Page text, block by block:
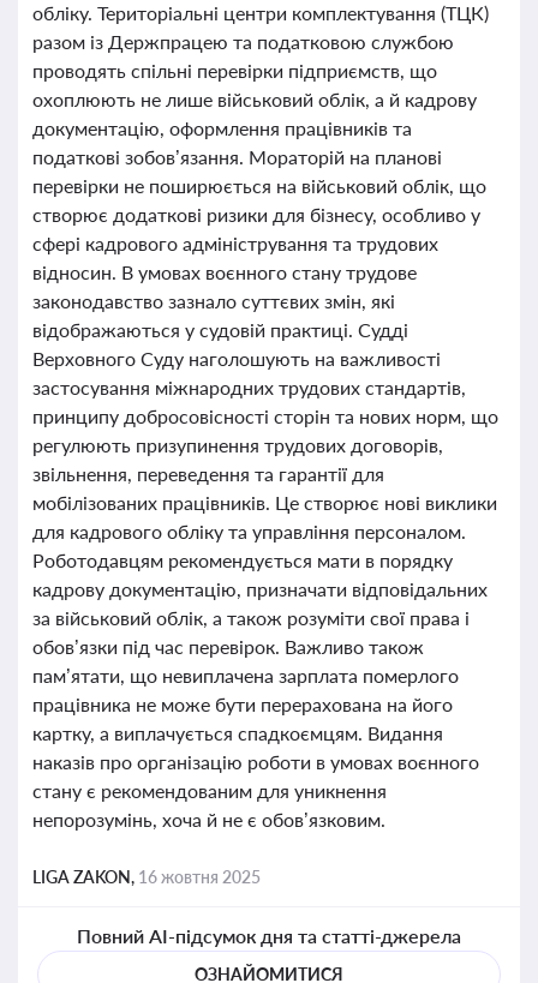
обліку. Територіальні центри комплектування (ТЦК)
разом із Держпрацею та податковою службою
проводять спільні перевірки підприємств, що
охоплюють не лише військовий облік, а й кадрову
документацію, оформлення працівників та
податкові зобов’язання. Мораторій на планові
перевірки не поширюється на військовий облік, що
створює додаткові ризики для бізнесу, особливо у
сфері кадрового адміністрування та трудових
відносин. В умовах воєнного стану трудове
законодавство зазнало суттєвих змін, які
відображаються у судовій практиці. Судді
Верховного Суду наголошують на важливості
застосування міжнародних трудових стандартів,
принципу добросовісності сторін та нових норм, що
регулюють призупинення трудових договорів,
звільнення, переведення та гарантії для
мобілізованих працівників. Це створює нові виклики
для кадрового обліку та управління персоналом.
Роботодавцям рекомендується мати в порядку
кадрову документацію, призначати відповідальних
за військовий облік, а також розуміти свої права і
обов’язки під час перевірок. Важливо також
пам’ятати, що невиплачена зарплата померлого
працівника не може бути перерахована на його
картку, а виплачується спадкоємцям. Видання
наказів про організацію роботи в умовах воєнного
стану є рекомендованим для уникнення
непорозумінь, хоча й не є обов’язковим.
LIGA ZAKON, 16 жовтня 2025
Повний AI-підсумок дня та статті-джерела
ОЗНАЙОМИТИСЯ